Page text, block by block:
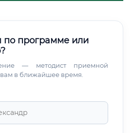
по программе или
— методист приемной
вам в ближайшее время.